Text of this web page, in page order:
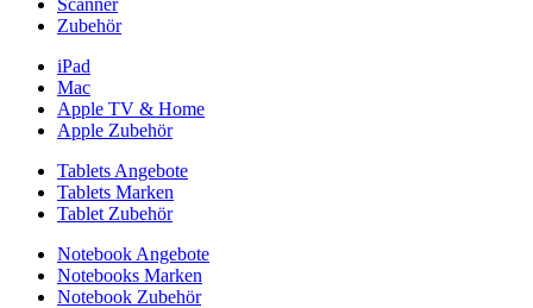
Scanner
Zubehör
iPad
Mac
Apple TV & Home
Apple Zubehör
Tablets Angebote
Tablets Marken
Tablet Zubehör
Notebook Angebote
Notebooks Marken
Notebook Zubehör